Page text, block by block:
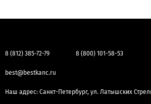
8 (812) 385-72-79 8 (800) 101-58-53
best@bestkanc.ru
Наш адрес: Санкт-Петербург, ул. Латышских